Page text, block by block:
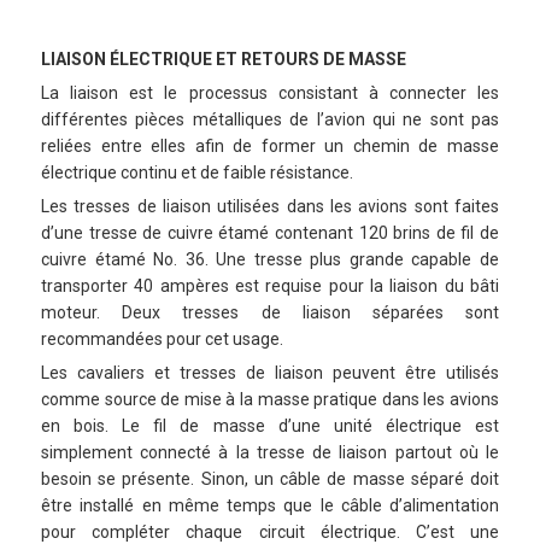
LIAISON ÉLECTRIQUE ET RETOURS DE MASSE
La liaison est le processus consistant à connecter les
différentes pièces métalliques de l’avion qui ne sont pas
reliées entre elles afin de former un chemin de masse
électrique continu et de faible résistance.
Les tresses de liaison utilisées dans les avions sont faites
d’une tresse de cuivre étamé contenant 120 brins de fil de
cuivre étamé No. 36. Une tresse plus grande capable de
transporter 40 ampères est requise pour la liaison du bâti
moteur. Deux tresses de liaison séparées sont
recommandées pour cet usage.
Les cavaliers et tresses de liaison peuvent être utilisés
comme source de mise à la masse pratique dans les avions
en bois. Le fil de masse d’une unité électrique est
simplement connecté à la tresse de liaison partout où le
besoin se présente. Sinon, un câble de masse séparé doit
être installé en même temps que le câble d’alimentation
pour compléter chaque circuit électrique. C’est une